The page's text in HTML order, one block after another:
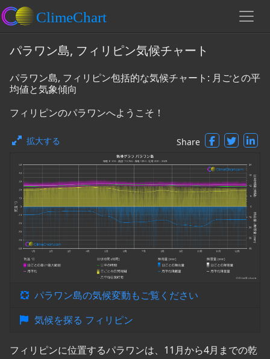
パラワン島, フィリピン気候チャート
パラワン島, フィリピン包括的な気候チャート: 月ごとの平
均値と気象傾向
フィリピンのパラワンへようこそ！
拡大する Share
パラワン島の気候変動もご覧ください
気候を探る フィリピン
フィリピンに位置するパラワンは、11月から4月までの乾